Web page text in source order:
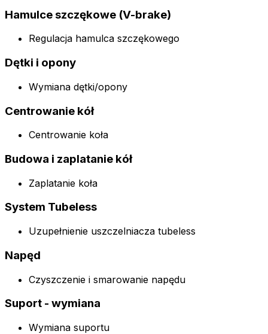
Hamulce szczękowe (V-brake)
Regulacja hamulca szczękowego
Dętki i opony
Wymiana dętki/opony
Centrowanie kół
Centrowanie koła
Budowa i zaplatanie kół
Zaplatanie koła
System Tubeless
Uzupełnienie uszczelniacza tubeless
Napęd
Czyszczenie i smarowanie napędu
Suport - wymiana
Wymiana suportu